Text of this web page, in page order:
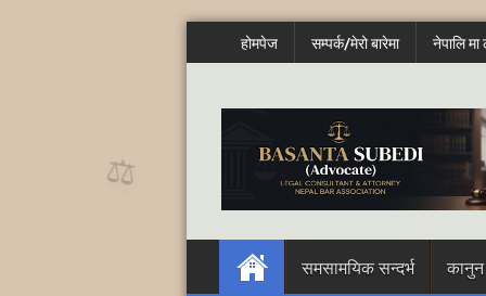
होमपेज सम्पर्क/मेरो बारेमा नेपालि मा
समसामयिक सन्दर्भ
⚖️